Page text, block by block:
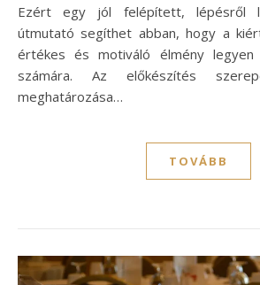
Ezért egy jól felépített, lépésről
útmutató segíthet abban, hogy a
értékes és motiváló élmény legyen
számára. Az előkészítés
meghatározása…
TOVÁBB